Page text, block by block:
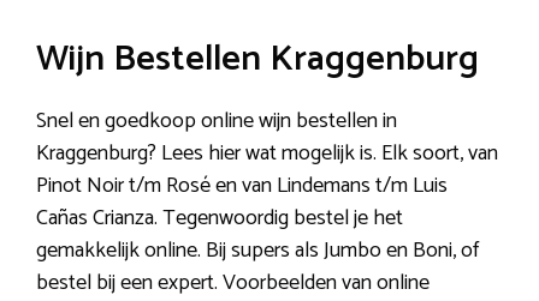
Wijn Bestellen Kraggenburg
Snel en goedkoop online wijn bestellen in
Kraggenburg? Lees hier wat mogelijk is. Elk soort, van
Pinot Noir t/m Rosé en van Lindemans t/m Luis
Cañas Crianza. Tegenwoordig bestel je het
gemakkelijk online. Bij supers als Jumbo en Boni, of
bestel bij een expert. Voorbeelden van online